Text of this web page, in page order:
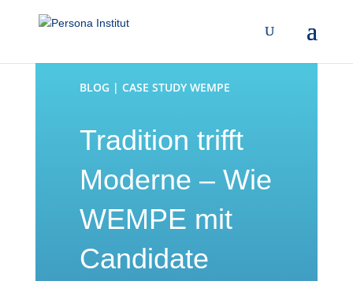
BLOG | CASE STUDY WEMPE
Tradition trifft
Moderne – Wie
WEMPE mit
Candidate